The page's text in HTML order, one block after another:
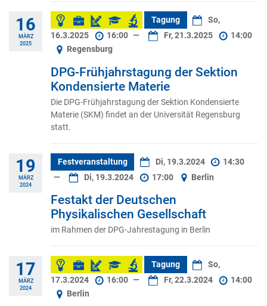
16
MÄRZ
2025
Tagung
So,
16.3.2025
16:00 — Fr, 21.3.2025
14:00
Regensburg
DPG-Frühjahrstagung der Sektion
Kondensierte Materie
Die DPG-Frühjahrstagung der Sektion Kondensierte
Materie (SKM) findet an der Universität Regensburg
statt.
19
MÄRZ
2024
Festveranstaltung Di, 19.3.2024
14:30
—
Di, 19.3.2024 17:00 Berlin
Festakt der Deutschen
Physikalischen Gesellschaft
im Rahmen der DPG-Jahrestagung in Berlin
17
MÄRZ
2024
Tagung
So,
17.3.2024
16:00 — Fr, 22.3.2024
14:00
Berlin